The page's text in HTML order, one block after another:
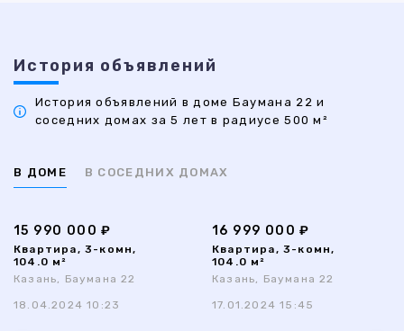
История объявлений
История объявлений в доме Баумана 22 и
соседних домах за 5 лет в радиусе 500 м²
В ДОМЕ В СОСЕДНИХ ДОМАХ
15 990 000 ₽
Квартира, 3-комн,
104.0 м²
Казань, Баумана 22
18.04.2024 10:23
16 999 000 ₽
Квартира, 3-комн,
104.0 м²
Казань, Баумана 22
17.01.2024 15:45